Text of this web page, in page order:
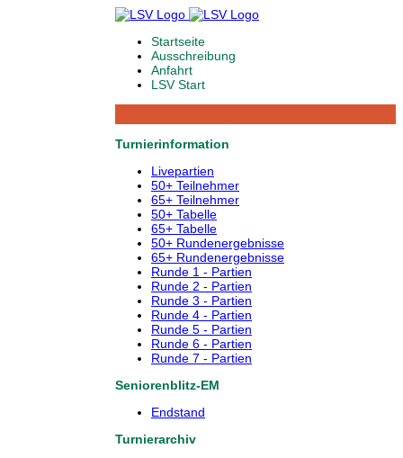
Startseite
Ausschreibung
Anfahrt
LSV Start
Turnierinformation
Livepartien
50+ Teilnehmer
65+ Teilnehmer
50+ Tabelle
65+ Tabelle
50+ Rundenergebnisse
65+ Rundenergebnisse
Runde 1 - Partien
Runde 2 - Partien
Runde 3 - Partien
Runde 4 - Partien
Runde 5 - Partien
Runde 6 - Partien
Runde 7 - Partien
Seniorenblitz-EM
Endstand
Turnierarchiv